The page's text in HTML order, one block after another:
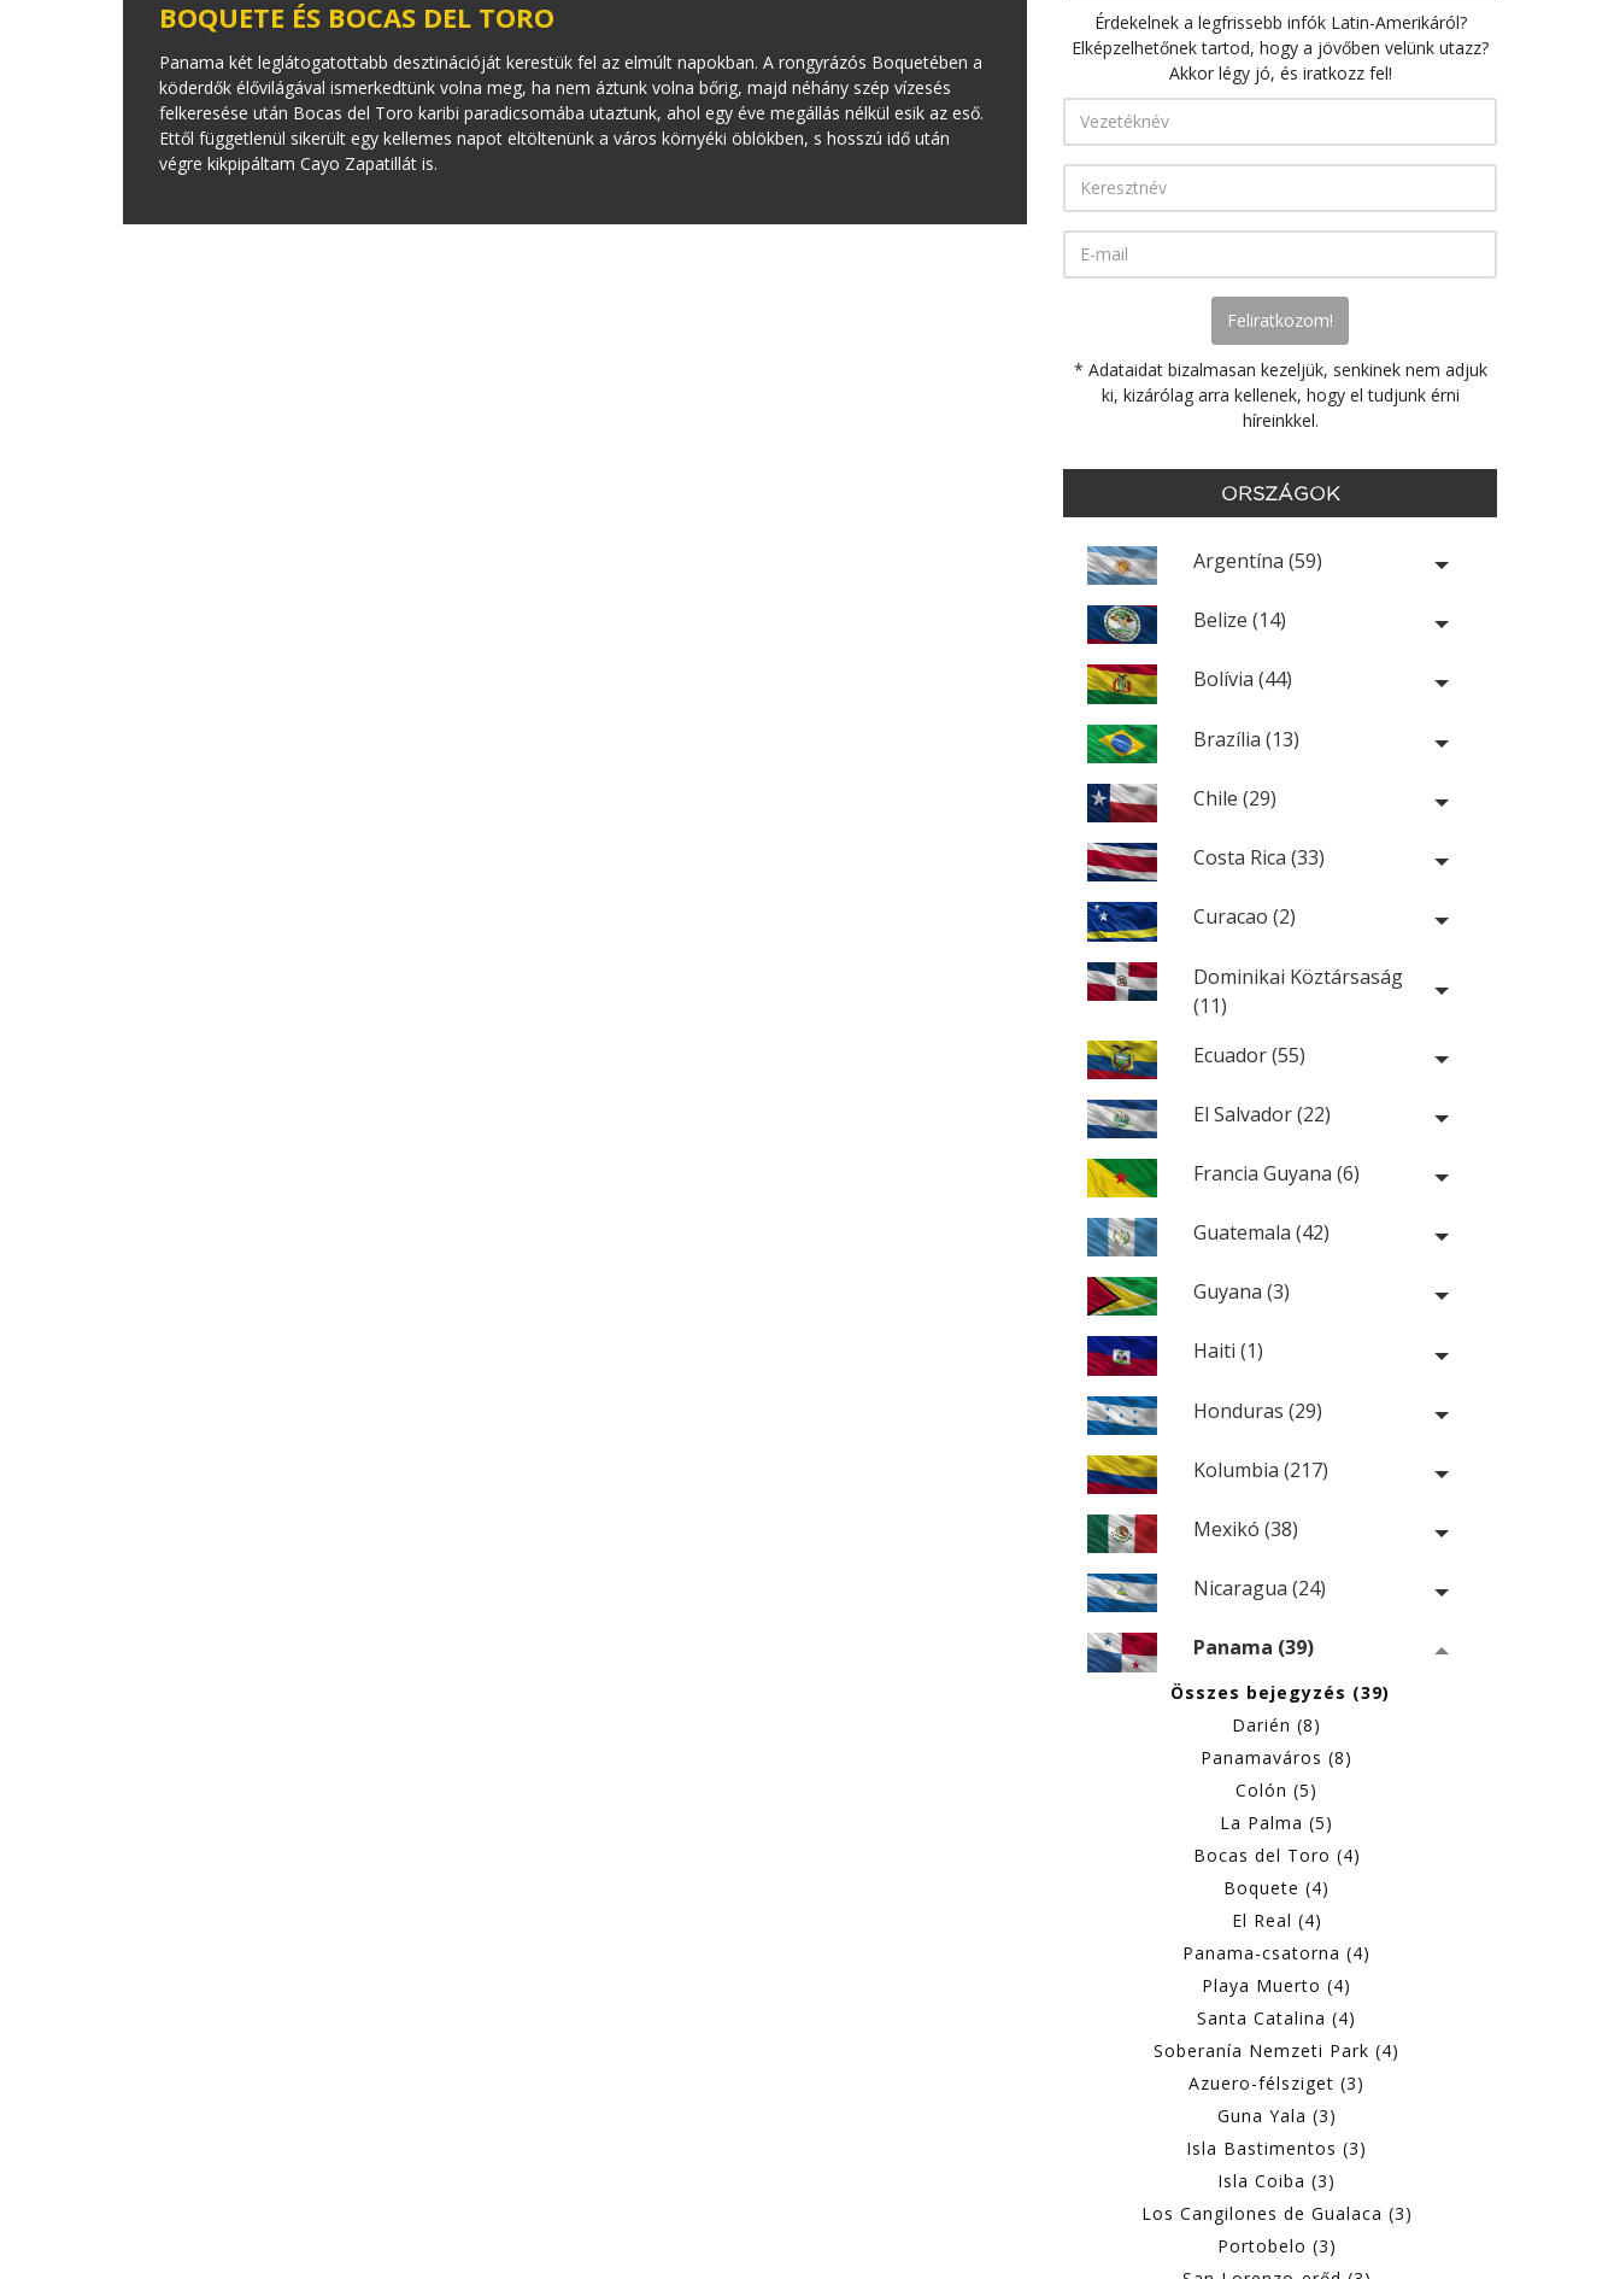
BOQUETE ÉS BOCAS DEL TORO
Panama két leglátogatottabb desztinációját kerestük fel az elmúlt napokban. A rongyrázós Boquetében a
köderdők élővilágával ismerkedtünk volna meg, ha nem áztunk volna bőrig, majd néhány szép vízesés
felkeresése után Bocas del Toro karibi paradicsomába utaztunk, ahol egy éve megállás nélkül esik az eső.
Ettől függetlenül sikerült egy kellemes napot eltöltenünk a város környéki öblökben, s hosszú idő után
végre kikpipáltam Cayo Zapatillát is.
Érdekelnek a legfrissebb infók Latin-Amerikáról?
Elképzelhetőnek tartod, hogy a jövőben velünk utazz?
Akkor légy jó, és iratkozz fel!
* Adataidat bizalmasan kezeljük, senkinek nem adjuk
ki, kizárólag arra kellenek, hogy el tudjunk érni
híreinkkel.
ORSZÁGOK
Argentína (59)
Belize (14)
Bolívia (44)
Brazília (13)
Chile (29)
Costa Rica (33)
Curacao (2)
Dominikai Köztársaság
(11)
Ecuador (55)
El Salvador (22)
Francia Guyana (6)
Guatemala (42)
Guyana (3)
Haiti (1)
Honduras (29)
Kolumbia (217)
Mexikó (38)
Nicaragua (24)
Panama (39)
Összes bejegyzés (39)
Darién (8)
Panamaváros (8)
Colón (5)
La Palma (5)
Bocas del Toro (4)
Boquete (4)
El Real (4)
Panama-csatorna (4)
Playa Muerto (4)
Santa Catalina (4)
Soberanía Nemzeti Park (4)
Azuero-félsziget (3)
Guna Yala (3)
Isla Bastimentos (3)
Isla Coiba (3)
Los Cangilones de Gualaca (3)
Portobelo (3)